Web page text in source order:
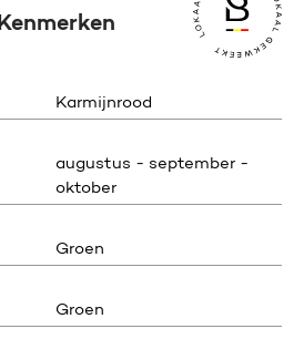
Kenmerken
Karmijnrood
augustus - september -
oktober
Groen
Groen